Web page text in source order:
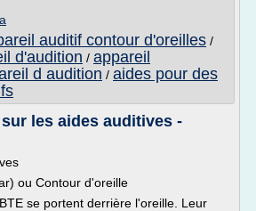
auditif contour d'oreilles /
d'audition / appareil
d audition / aides pour des
les aides auditives -
ou Contour d'oreille
se portent derrière l'oreille. Leur